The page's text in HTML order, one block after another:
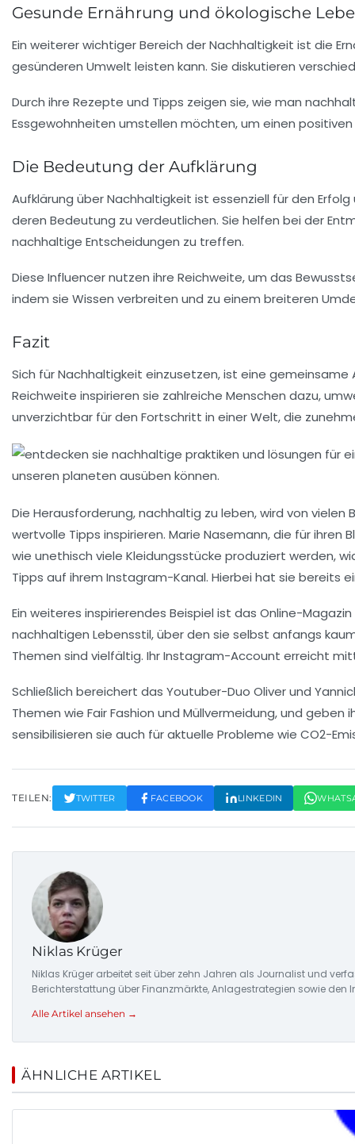
Gesunde Ernährung und ökologische
Ein weiterer wichtiger Bereich der Nachhaltigkeit ist die
gesünderen Umwelt leisten kann. Sie diskutieren
Durch ihre Rezepte und Tipps zeigen sie, wie man
Essgewohnheiten umstellen möchten, um einen
Die Bedeutung der Aufklärung
Aufklärung über Nachhaltigkeit ist essenziell für den
deren Bedeutung zu verdeutlichen. Sie helfen bei der
nachhaltige Entscheidungen zu treffen.
Diese Influencer nutzen ihre Reichweite, um das
indem sie Wissen verbreiten und zu einem breiteren
Fazit
Sich für Nachhaltigkeit einzusetzen, ist eine gemeinsame
Reichweite inspirieren sie zahlreiche Menschen dazu,
unverzichtbar für den Fortschritt in einer Welt, die
Die Herausforderung,nachhaltig zu leben, wird von vielen
wertvolle Tipps inspirieren. Marie Nasemann, die für ihren
wie unethisch viele Kleidungsstücke produziert werden,
Tipps auf ihrem Instagram-Kanal. Hierbei hat sie bereits
Ein weiteres inspirierendes Beispiel ist das Online-Magazin
nachhaltigen Lebensstil, über den sie selbst anfangs
Themen sind vielfältig. Ihr Instagram-Account erreicht
Schließlich bereichert das Youtuber-Duo Oliver und
Themen wie Fair Fashion und Müllvermeidung, und geben
sensibilisieren sie auch für aktuelle Probleme wie CO2-
TEILEN: TWITTER FACEBOOK LINKEDIN
Niklas Krüger
Niklas Krüger arbeitet seit über zehn Jahren als Journalist und
Berichterstattung über Finanzmärkte, Anlagestrategien sowie
Alle Artikel ansehen →
ÄHNLICHE ARTIKEL